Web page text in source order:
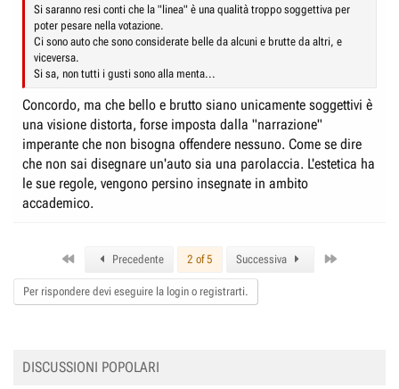
Si saranno resi conti che la "linea" è una qualità troppo soggettiva per
poter pesare nella votazione.
Ci sono auto che sono considerate belle da alcuni e brutte da altri, e
viceversa.
Si sa, non tutti i gusti sono alla menta...
Concordo, ma che bello e brutto siano unicamente soggettivi è
una visione distorta, forse imposta dalla "narrazione"
imperante che non bisogna offendere nessuno. Come se dire
che non sai disegnare un'auto sia una parolaccia. L'estetica ha
le sue regole, vengono persino insegnate in ambito
accademico.
Precedente 2 of 5 Successiva
Per rispondere devi eseguire la login o registrarti.
DISCUSSIONI POPOLARI